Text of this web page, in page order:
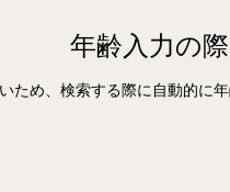
年齢入力の
め、検索する際に自動的に